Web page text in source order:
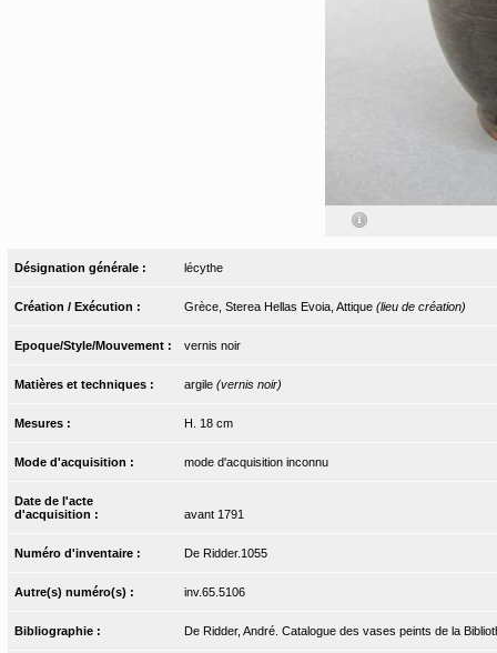
Désignation générale : lécythe
Création / Exécution : Grèce, Sterea Hellas Evoia, Attique (lieu de création)
Epoque/Style/Mouvement : vernis noir
Matières et techniques : argile (vernis noir)
Mesures : H. 18 cm
Mode d'acquisition : mode d'acquisition inconnu
Date de l'acte
d'acquisition :
avant 1791
Numéro d'inventaire : De Ridder.1055
Autre(s) numéro(s) : inv.65.5106
Bibliographie : De Ridder, André. Catalogue des vases peints de la